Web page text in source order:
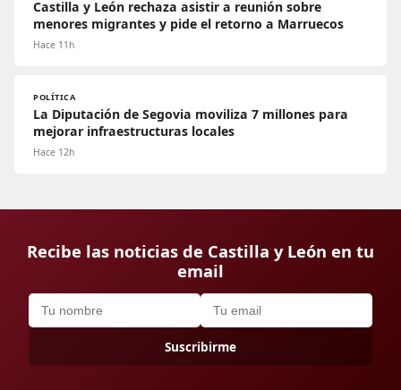
Castilla y León rechaza asistir a reunión sobre
menores migrantes y pide el retorno a Marruecos
Hace 11h
POLÍTICA
La Diputación de Segovia moviliza 7 millones para
mejorar infraestructuras locales
Hace 12h
Recibe las noticias de Castilla y León en tu
email
Suscribirme